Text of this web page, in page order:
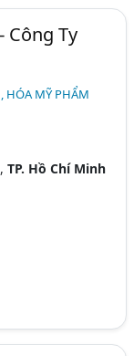
Công Ty
HÓA MỸ PHẨM
TP. Hồ Chí Minh